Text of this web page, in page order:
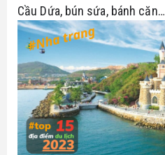
Cầu Dứa, bún sứa, bánh căn…